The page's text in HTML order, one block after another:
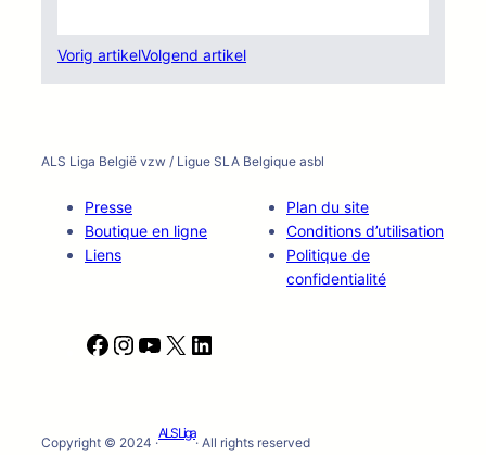
Vorig artikelVolgend artikel
ALS Liga België vzw / Ligue SLA Belgique asbl
Presse
Boutique en ligne
Liens
Plan du site
Conditions d’utilisation
Politique de
confidentialité
F
b
I
a
Y
u
X
e
Copyright © 2024 ·
ALS Liga
· All rights reserved